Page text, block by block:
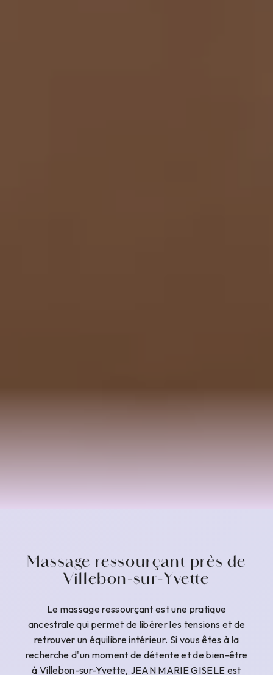
Massage ressourçant près de
Villebon-sur-Yvette
Le massage ressourçant est une pratique
ancestrale qui permet de libérer les tensions et de
retrouver un équilibre intérieur. Si vous êtes à la
recherche d'un moment de détente et de bien-être
à Villebon-sur-Yvette, JEAN MARIE GISELE est